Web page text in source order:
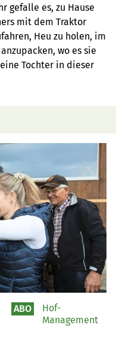
gefalle es, zu Hause
mit dem Traktor
Heu zu holen, im
wo es sie
Tochter in dieser
Hof-
Management
ABO